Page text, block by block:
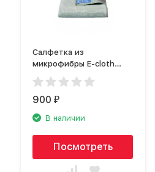
Салфетка из
микрофибры E-cloth
20517
900₽
В наличии
Посмотреть